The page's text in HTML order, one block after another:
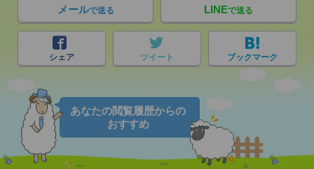
メールで送る LINEで送る
シェア ツイート ブックマーク
あなたの閲覧履歴からの
おすすめ